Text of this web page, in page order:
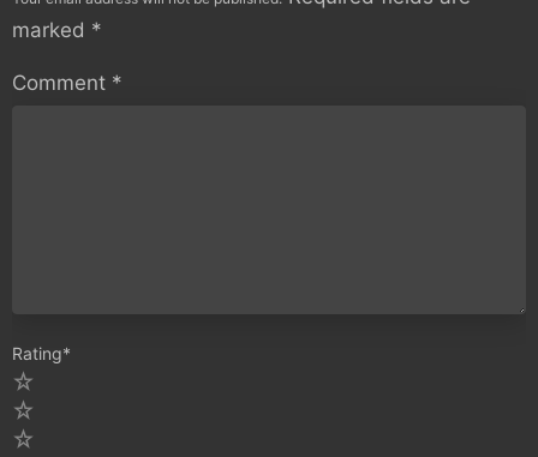
marked *
Comment *
Rating*